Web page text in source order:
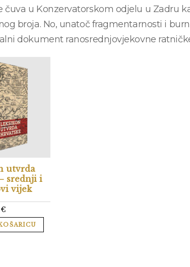
čuva u Konzervatorskom odjelu u Zadru
broja. No, unatoč fragmentarnosti i
dokument ranosrednjovjekovne
utvrda
srednji i
vijek
€